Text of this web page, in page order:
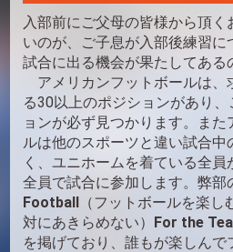
入部前にご父母の皆様から頂
いのが、ご子息が入部後練習に
試合に出る機会が果たしてある
アメリカンフットボールは、
る30以上のポジションがあり
ョンが必ず見つかります。ま
ルは他のスポーツと違い試合中
く、ユニホームを着ている全員
全員で試合に参加します。弊部
Football（フットボールを楽し
対にあきらめない） For the
を掲げており、誰もが楽しんで